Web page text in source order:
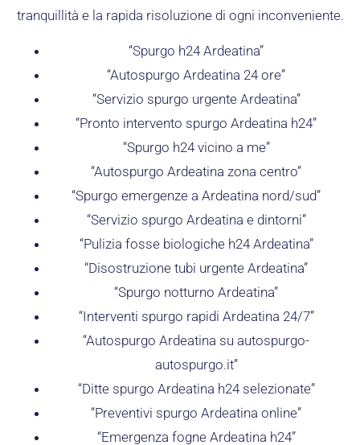
tranquillità e la rapida risoluzione di ogni inconveniente.
“Spurgo h24 Ardeatina”
“Autospurgo Ardeatina 24 ore”
“Servizio spurgo urgente Ardeatina”
“Pronto intervento spurgo Ardeatina h24”
“Spurgo h24 vicino a me”
“Autospurgo Ardeatina zona centro”
“Spurgo emergenze a Ardeatina nord/sud”
“Servizio spurgo Ardeatina e dintorni”
“Pulizia fosse biologiche h24 Ardeatina”
“Disostruzione tubi urgente Ardeatina”
“Spurgo notturno Ardeatina”
“Interventi spurgo rapidi Ardeatina 24/7”
“Autospurgo Ardeatina su autospurgo-
autospurgo.it”
“Ditte spurgo Ardeatina h24 selezionate”
“Preventivi spurgo Ardeatina online”
“Emergenza fogne Ardeatina h24”